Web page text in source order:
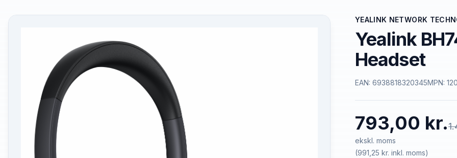
YEALINK NETWORK
Yealink
Headset
EAN: 6938818320345MPN:
793,00 kr.
ekskl. moms
(991,25 kr. inkl. moms)